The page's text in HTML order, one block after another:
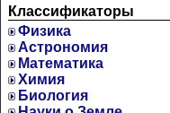
Классификаторы
Физика
Астрономия
Математика
Химия
Биология